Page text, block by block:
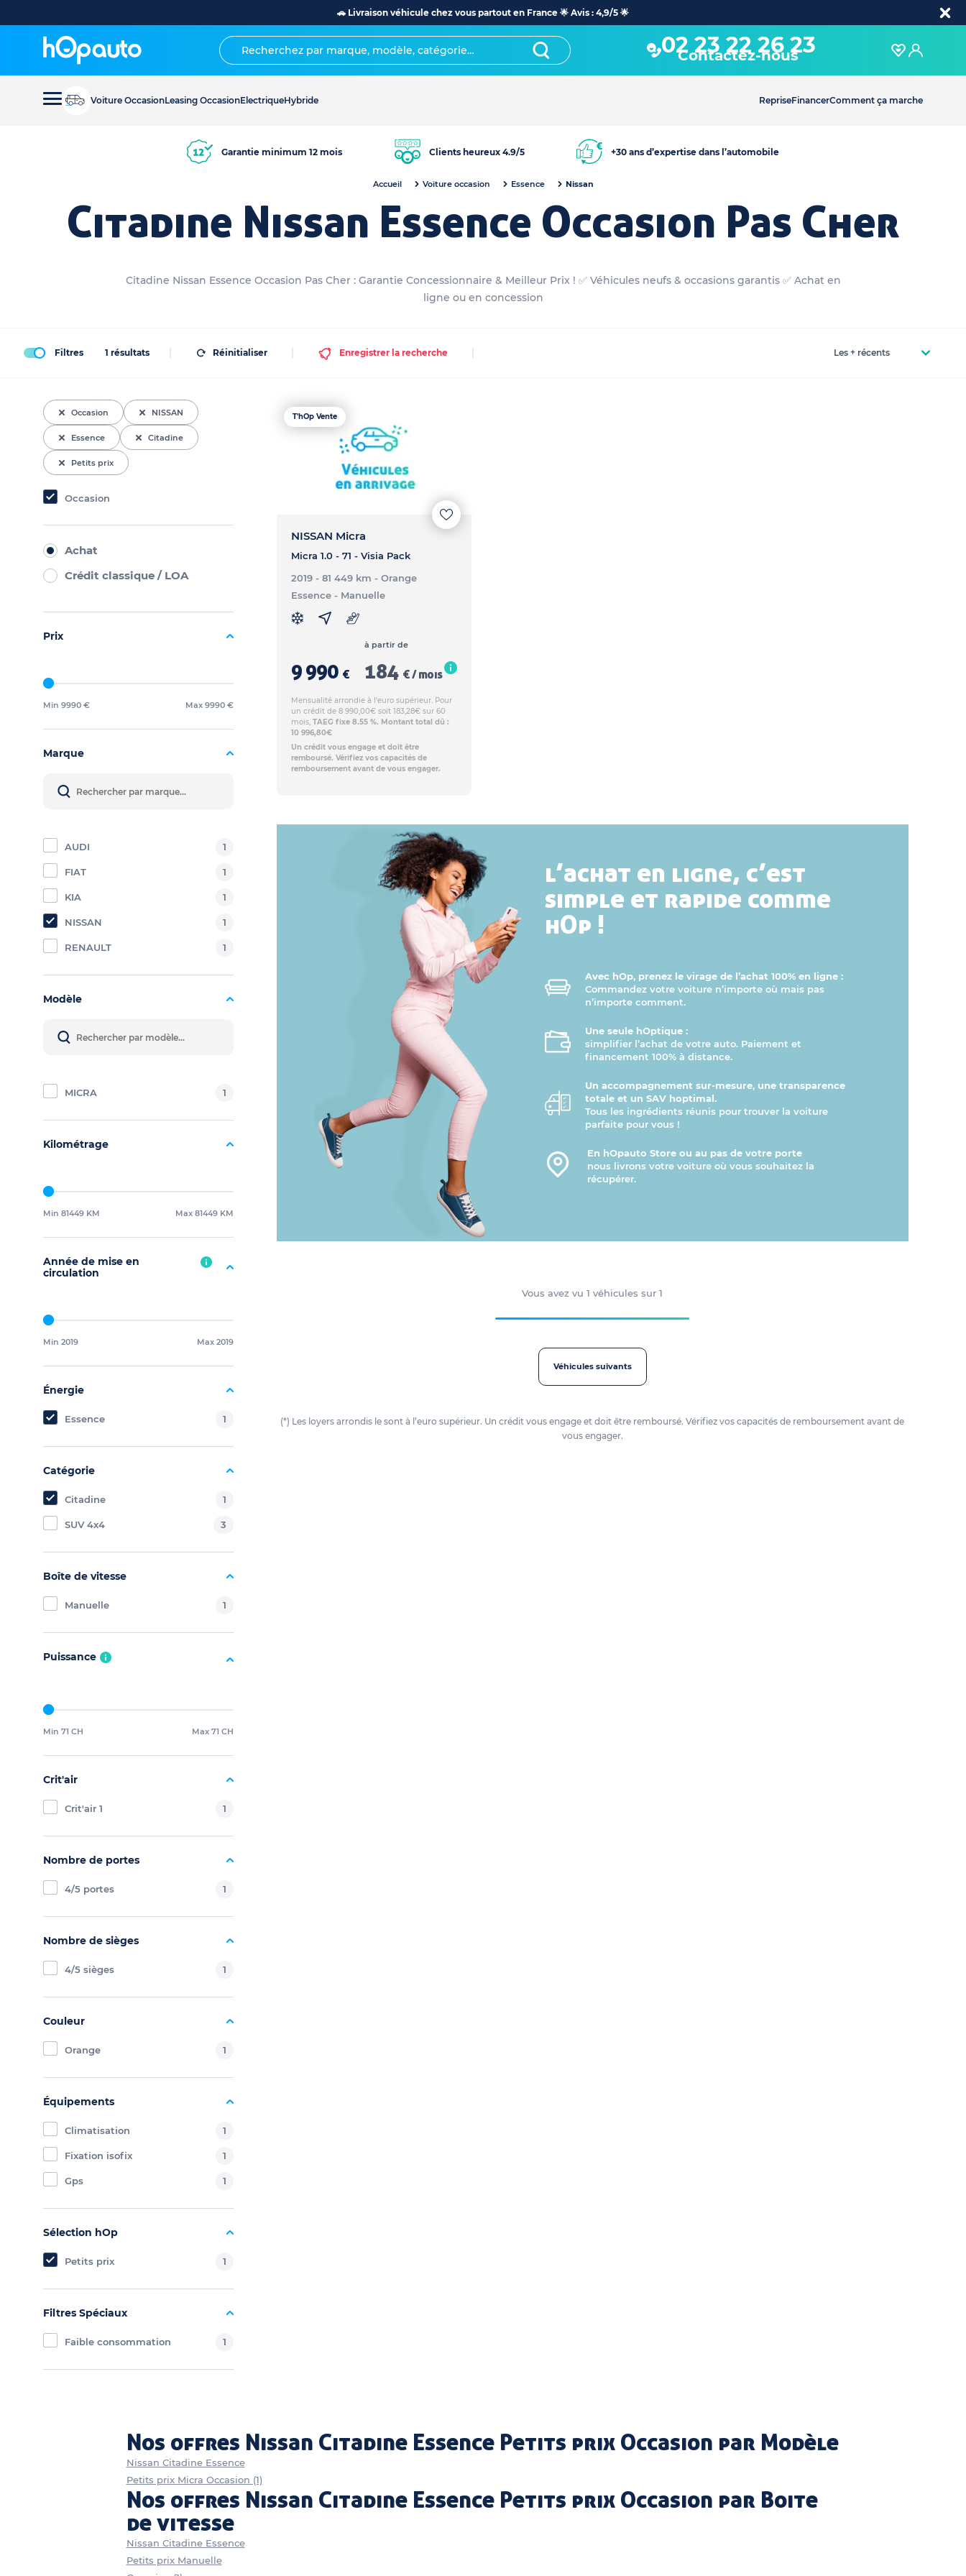
🚗 Livraison véhicule chez vous partout en France 🌟 Avis : 4,9/5 🌟
02 23 22 26 23
Contactez-nous
Voiture OccasionLeasing OccasionElectriqueHybride RepriseFinancerComment ça marche
Garantie minimum 12 mois Clients heureux 4.9/5 +30 ans d’expertise dans l’automobile
Accueil Voiture occasion Essence Nissan
Citadine Nissan Essence Occasion Pas Cher
Citadine Nissan Essence Occasion Pas Cher : Garantie Concessionnaire & Meilleur Prix ! ✅ Véhicules neufs & occasions garantis ✅ Achat en
ligne ou en concession
Filtres 1 résultats Réinitialiser Enregistrer la recherche
Occasion NISSAN
Essence Citadine
Petits prix
Occasion
Achat
Crédit classique / LOA
Prix
Min 9990 € Max 9990 €
Marque
AUDI 1
FIAT 1
KIA 1
NISSAN 1
RENAULT 1
Modèle
MICRA 1
Kilométrage
Min 81449 KM Max 81449 KM
Année de mise en
circulation
Min 2019 Max 2019
Énergie
Essence 1
Catégorie
Citadine 1
SUV 4x4 3
Boîte de vitesse
Manuelle 1
Puissance
Min 71 CH Max 71 CH
Crit'air
Crit'air 1 1
Nombre de portes
4/5 portes 1
Nombre de sièges
4/5 sièges 1
Couleur
Orange 1
Équipements
Climatisation 1
Fixation isofix 1
Gps 1
Sélection hOp
Petits prix 1
Filtres Spéciaux
Faible consommation 1
T'hOp Vente
NISSAN Micra
Micra 1.0 - 71 - Visia Pack
2019 - 81 449 km - Orange
Essence- Manuelle
9 990 €
à partir de
184 € / mois
Mensualité arrondie à l'euro supérieur. Pour
un crédit de 8 990,00€ soit 183,28€ sur 60
mois, TAEG fixe 8.55 %. Montant total dû :
10 996,80€
Un crédit vous engage et doit être
remboursé. Vérifiez vos capacités de
remboursement avant de vous engager.
l’achat en ligne, c’est
simple et rapide comme
hOp !
Avec hOp, prenez le virage de l’achat 100% en ligne :
Commandez votre voiture n’importe où mais pas
n’importe comment.
Une seule hOptique :
simplifier l’achat de votre auto. Paiement et
financement 100% à distance.
Un accompagnement sur-mesure, une transparence
totale et un SAV hoptimal.
Tous les ingrédients réunis pour trouver la voiture
parfaite pour vous !
En hOpauto Store ou au pas de votre porte
nous livrons votre voiture où vous souhaitez la
récupérer.
Vous avez vu 1véhicules sur1
Véhicules suivants
(*) Les loyers arrondis le sont à l’euro supérieur. Un crédit vous engage et doit être remboursé. Vérifiez vos capacités de remboursement avant de
vous engager.
Nos offres Nissan Citadine Essence Petits prix Occasion par Modèle
Nissan Citadine Essence
Petits prix Micra Occasion (1)
Nos offres Nissan Citadine Essence Petits prix Occasion par Boite
de vitesse
Nissan Citadine Essence
Petits prix Manuelle